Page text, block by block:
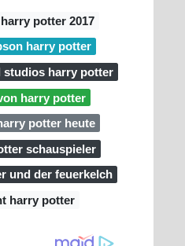
potter 2017
harry potter
studios harry potter
harry potter
potter heute
schauspieler
und der feuerkelch
harry potter